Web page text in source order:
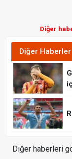
Diğer
Diğer Haberler
Diğer haberleri